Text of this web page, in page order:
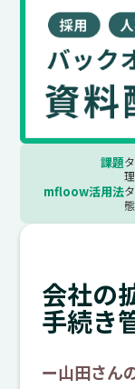
課題
理
mfloow活用法
会社の
手続き
ー山田さん